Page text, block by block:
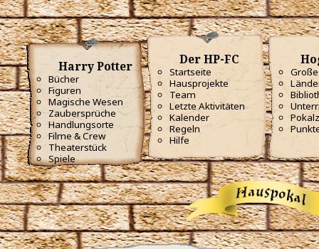
Harry Potter
Bücher
Figuren
Magische Wesen
Zaubersprüche
Handlungsorte
Filme & Crew
Theaterstück
Spiele
Der HP-FC
Startseite
Hausprojekte
Team
Letzte Aktivitäten
Kalender
Regeln
Hilfe
Obscuro
Oppugno
Orbis
Oscausi
Petrificus Totalus
Pfefferatem
Piertotum Locomotor
Prior Incantato
Priori Incantatem
Reductio
Reducto
Rictusempra
Schluck Schnecken
Sectumsempra
Serpensortia
Silencio
Stupor
Tarantallegra
Transmutations-Tortur
Ventus
Verdimillious
Wabbelbein-Fluch
Zunge-Fessel-Fluch